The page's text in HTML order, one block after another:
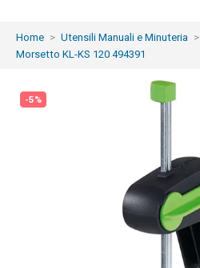
Home Utensili Manuali e Minuteria
Morsetto KL-KS 120 494391
-5%